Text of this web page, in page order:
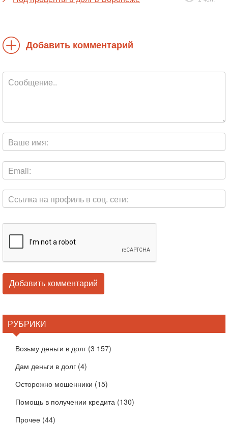
Добавить комментарий
РУБРИКИ
Возьму деньги в долг (3 157)
Дам деньги в долг (4)
Осторожно мошенники (15)
Помощь в получении кредита (130)
Прочее (44)